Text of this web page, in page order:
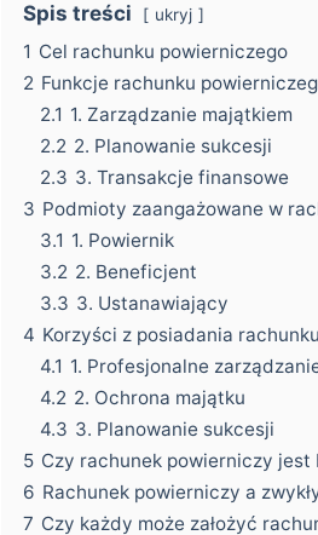
Spis treści ukryj
1 Cel rachunku powierniczego
2 Funkcje rachunku
2.1 1. Zarządzanie majątkiem
2.2 2. Planowanie sukcesji
2.3 3. Transakcje finansowe
3 Podmioty zaangażowane w
3.1 1. Powiernik
3.2 2. Beneficjent
3.3 3. Ustanawiający
4 Korzyści z posiadania
4.1 1. Profesjonalne
4.2 2. Ochrona majątku
4.3 3. Planowanie sukcesji
5 Czy rachunek powierniczy jest
6 Rachunek powierniczy a
7 Czy każdy może założyć